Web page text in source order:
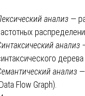
анализ —
анализ
анализ
Flow Graph).